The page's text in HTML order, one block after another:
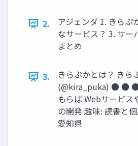
2.
アジェンダ 1. きらぷ
なサービス？ 3. サー
まとめ
3.
きらぷかとは？ きら
(@kira_puka) ● ●
もらば Webサービス
の開発 趣味: 読書と
愛知県